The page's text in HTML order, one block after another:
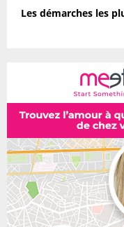
Les démarches les